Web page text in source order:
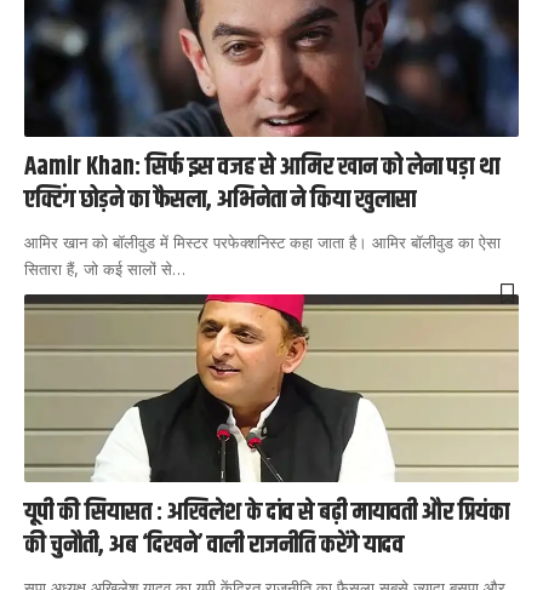
Aamir Khan: सिर्फ इस वजह से आमिर खान को लेना पड़ा था
एक्टिंग छोड़ने का फैसला, अभिनेता ने किया खुलासा
आमिर खान को बॉलीवुड में मिस्टर परफेक्शनिस्ट कहा जाता है। आमिर बॉलीवुड का ऐसा
सितारा हैं, जो कई सालों से…
यूपी की सियासत : अखिलेश के दांव से बढ़ी मायावती और प्रियंका
की चुनौती, अब ‘दिखने’ वाली राजनीति करेंगे यादव